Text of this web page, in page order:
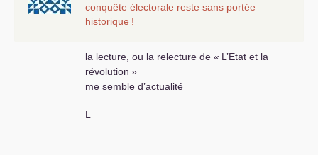
conquête électorale reste sans portée
historique !
la lecture, ou la relecture de « L’Etat et la
révolution »
me semble d’actualité
L